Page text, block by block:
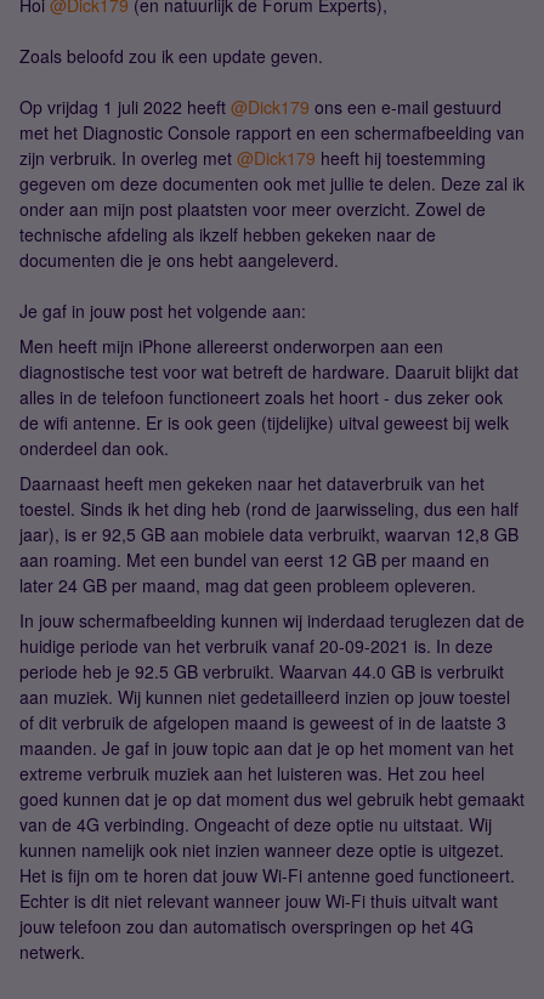
Hoi @Dick179 (en natuurlijk de Forum Experts),
Zoals beloofd zou ik een update geven.
Op vrijdag 1 juli 2022 heeft @Dick179 ons een e-mail gestuurd
met het Diagnostic Console rapport en een schermafbeelding van
zijn verbruik. In overleg met @Dick179 heeft hij toestemming
gegeven om deze documenten ook met jullie te delen. Deze zal ik
onder aan mijn post plaatsten voor meer overzicht. Zowel de
technische afdeling als ikzelf hebben gekeken naar de
documenten die je ons hebt aangeleverd.
Je gaf in jouw post het volgende aan:
Men heeft mijn iPhone allereerst onderworpen aan een
diagnostische test voor wat betreft de hardware. Daaruit blijkt dat
alles in de telefoon functioneert zoals het hoort - dus zeker ook
de wifi antenne. Er is ook geen (tijdelijke) uitval geweest bij welk
onderdeel dan ook.
Daarnaast heeft men gekeken naar het dataverbruik van het
toestel. Sinds ik het ding heb (rond de jaarwisseling, dus een half
jaar), is er 92,5 GB aan mobiele data verbruikt, waarvan 12,8 GB
aan roaming. Met een bundel van eerst 12 GB per maand en
later 24 GB per maand, mag dat geen probleem opleveren.
In jouw schermafbeelding kunnen wij inderdaad teruglezen dat de
huidige periode van het verbruik vanaf 20-09-2021 is. In deze
periode heb je 92.5 GB verbruikt. Waarvan 44.0 GB is verbruikt
aan muziek. Wij kunnen niet gedetailleerd inzien op jouw toestel
of dit verbruik de afgelopen maand is geweest of in de laatste 3
maanden. Je gaf in jouw topic aan dat je op het moment van het
extreme verbruik muziek aan het luisteren was. Het zou heel
goed kunnen dat je op dat moment dus wel gebruik hebt gemaakt
van de 4G verbinding. Ongeacht of deze optie nu uitstaat. Wij
kunnen namelijk ook niet inzien wanneer deze optie is uitgezet.
Het is fijn om te horen dat jouw Wi-Fi antenne goed functioneert.
Echter is dit niet relevant wanneer jouw Wi-Fi thuis uitvalt want
jouw telefoon zou dan automatisch overspringen op het 4G
netwerk.